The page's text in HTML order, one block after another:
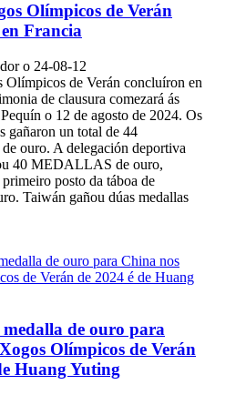
Olímpicos de Verán
Francia
o 24-08-12
Olímpicos de Verán concluíron en
de clausura comezará ás
o 12 de agosto de 2024. Os
gañaron un total de 44
ouro. A delegación deportiva
40 MEDALLAS de ouro,
posto da táboa de
Taiwán gañou dúas medallas
de ouro para
Olímpicos de Verán
Huang Yuting